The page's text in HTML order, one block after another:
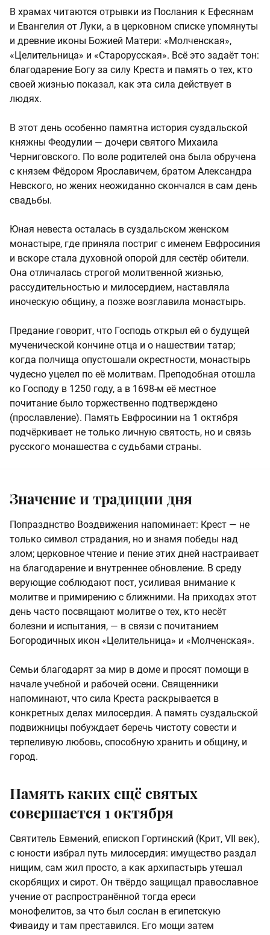
В храмах читаются отрывки из Послания к Ефесянам
и Евангелия от Луки, а в церковном списке упомянуты
и древние иконы Божией Матери: «Молченская»,
«Целительница» и «Старорусская». Всё это задаёт тон:
благодарение Богу за силу Креста и память о тех, кто
своей жизнью показал, как эта сила действует в
людях.
В этот день особенно памятна история суздальской
княжны Феодулии — дочери святого Михаила
Черниговского. По воле родителей она была обручена
с князем Фёдором Ярославичем, братом Александра
Невского, но жених неожиданно скончался в сам день
свадьбы.
Юная невеста осталась в суздальском женском
монастыре, где приняла постриг с именем Евфросиния
и вскоре стала духовной опорой для сестёр обители.
Она отличалась строгой молитвенной жизнью,
рассудительностью и милосердием, наставляла
иноческую общину, а позже возглавила монастырь.
Предание говорит, что Господь открыл ей о будущей
мученической кончине отца и о нашествии татар;
когда полчища опустошали окрестности, монастырь
чудесно уцелел по её молитвам. Преподобная отошла
ко Господу в 1250 году, а в 1698-м её местное
почитание было торжественно подтверждено
(прославление). Память Евфросинии на 1 октября
подчёркивает не только личную святость, но и связь
русского монашества с судьбами страны.
Значение и традиции дня
Попразднство Воздвижения напоминает: Крест — не
только символ страдания, но и знамя победы над
злом; церковное чтение и пение этих дней настраивает
на благодарение и внутреннее обновление. В среду
верующие соблюдают пост, усиливая внимание к
молитве и примирению с ближними. На приходах этот
день часто посвящают молитве о тех, кто несёт
болезни и испытания, — в связи с почитанием
Богородичных икон «Целительница» и «Молченская».
Семьи благодарят за мир в доме и просят помощи в
начале учебной и рабочей осени. Священники
напоминают, что сила Креста раскрывается в
конкретных делах милосердия. А память суздальской
подвижницы побуждает беречь чистоту совести и
терпеливую любовь, способную хранить и общину, и
город.
Память каких ещё святых
совершается 1 октября
Святитель Евмений, епископ Гортинский (Крит, VII век),
с юности избрал путь милосердия: имущество раздал
нищим, сам жил просто, а как архипастырь утешал
скорбящих и сирот. Он твёрдо защищал православное
учение от распространённой тогда ереси
монофелитов, за что был сослан в египетскую
Фиваиду и там преставился. Его мощи затем